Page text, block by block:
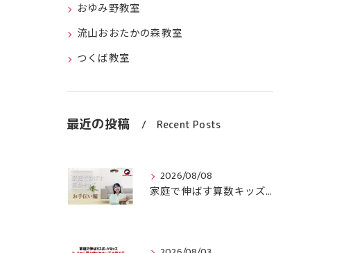
おゆみ野教室
流山おおたかの森教室
つくば教室
最近の投稿 Recent Posts
2026/08/08
家庭で伸ばす算数キッズ８月号配信しました！